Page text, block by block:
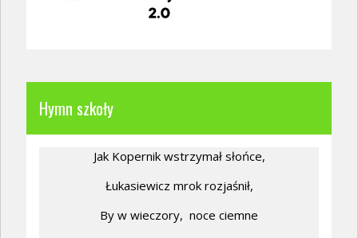
Hymn szkoły
Jak Kopernik wstrzymał słońce,
Łukasiewicz mrok rozjaśnił,
By w wieczory, noce ciemne